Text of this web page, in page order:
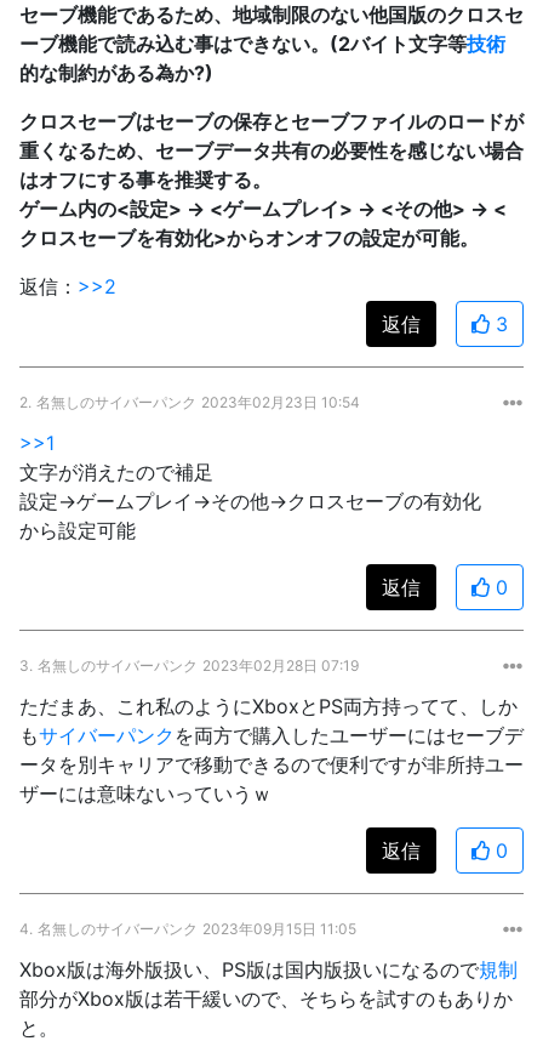
セーブ機能であるため、地域制限のない他国版のクロスセ
ーブ機能で読み込む事はできない。(2バイト文字等技術
的な制約がある為か?)
クロスセーブはセーブの保存とセーブファイルのロードが
重くなるため、セーブデータ共有の必要性を感じない場合
はオフにする事を推奨する。
ゲーム内の<設定> → <ゲームプレイ> → <その他> → <
クロスセーブを有効化>からオンオフの設定が可能。
返信： >>2
返信
3
2. 名無しのサイバーパンク 2023年02月23日 10:54
>>1
文字が消えたので補足
設定→ゲームプレイ→その他→クロスセーブの有効化
から設定可能
返信 0
3. 名無しのサイバーパンク 2023年02月28日 07:19
ただまあ、これ私のようにXboxとPS両方持ってて、しか
もサイバーパンク を両方で購入したユーザーにはセーブデ
ータを別キャリアで移動できるので便利ですが非所持ユー
ザーには意味ないっていうｗ
返信 0
4. 名無しのサイバーパンク 2023年09月15日 11:05
Xbox版は海外版扱い、PS版は国内版扱いになるので規制
部分がXbox版は若干緩いので、そちらを試すのもありか
と。